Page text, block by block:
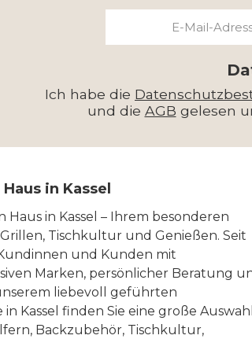
Ich habe die
und die AGB gelesen
in Kassel
in Kassel – Ihrem besonderen
Tischkultur und Genießen. Seit
und Kunden mit
Marken, persönlicher Beratung
liebevoll geführten
Kassel finden Sie eine große Auswahl
Backzubehör, Tischkultur,